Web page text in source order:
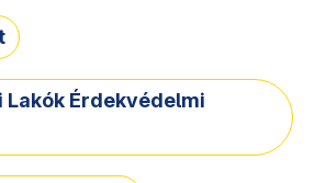
Érdekvédelmi